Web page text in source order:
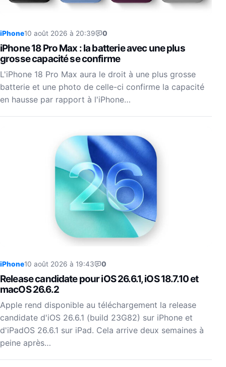
iPhone10 août 2026 à 20:39 0
iPhone 18 Pro Max : la batterie avec une plus
grosse capacité se confirme
L'iPhone 18 Pro Max aura le droit à une plus grosse
batterie et une photo de celle-ci confirme la capacité
en hausse par rapport à l'iPhone…
iPhone10 août 2026 à 19:43 0
Release candidate pour iOS 26.6.1, iOS 18.7.10 et
macOS 26.6.2
Apple rend disponible au téléchargement la release
candidate d'iOS 26.6.1 (build 23G82) sur iPhone et
d'iPadOS 26.6.1 sur iPad. Cela arrive deux semaines à
peine après…